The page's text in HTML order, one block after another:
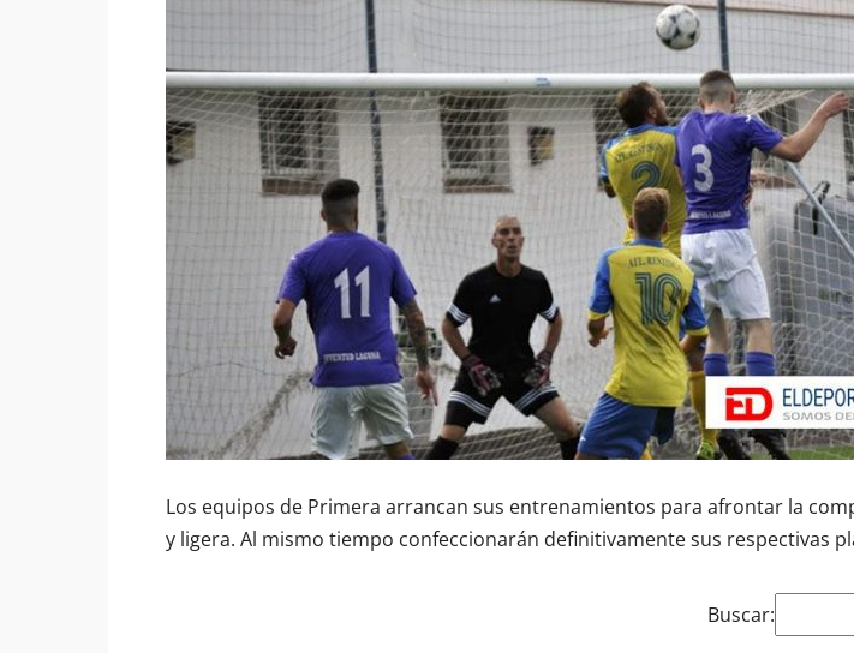
Los equipos de Primera arrancan sus entrenamientos para afrontar la
y ligera. Al mismo tiempo confeccionarán definitivamente sus respectivas
Buscar: